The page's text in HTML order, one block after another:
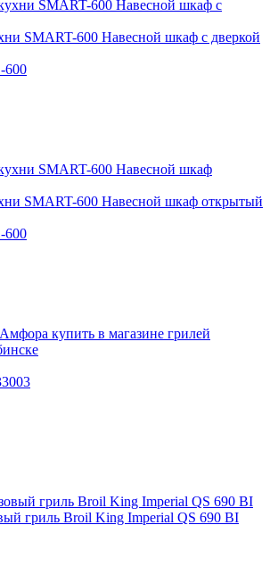
SMART-600 Навесной шкаф с дверкой
600
SMART-600 Навесной шкаф открытый
600
гриль Broil King Imperial QS 690 BI